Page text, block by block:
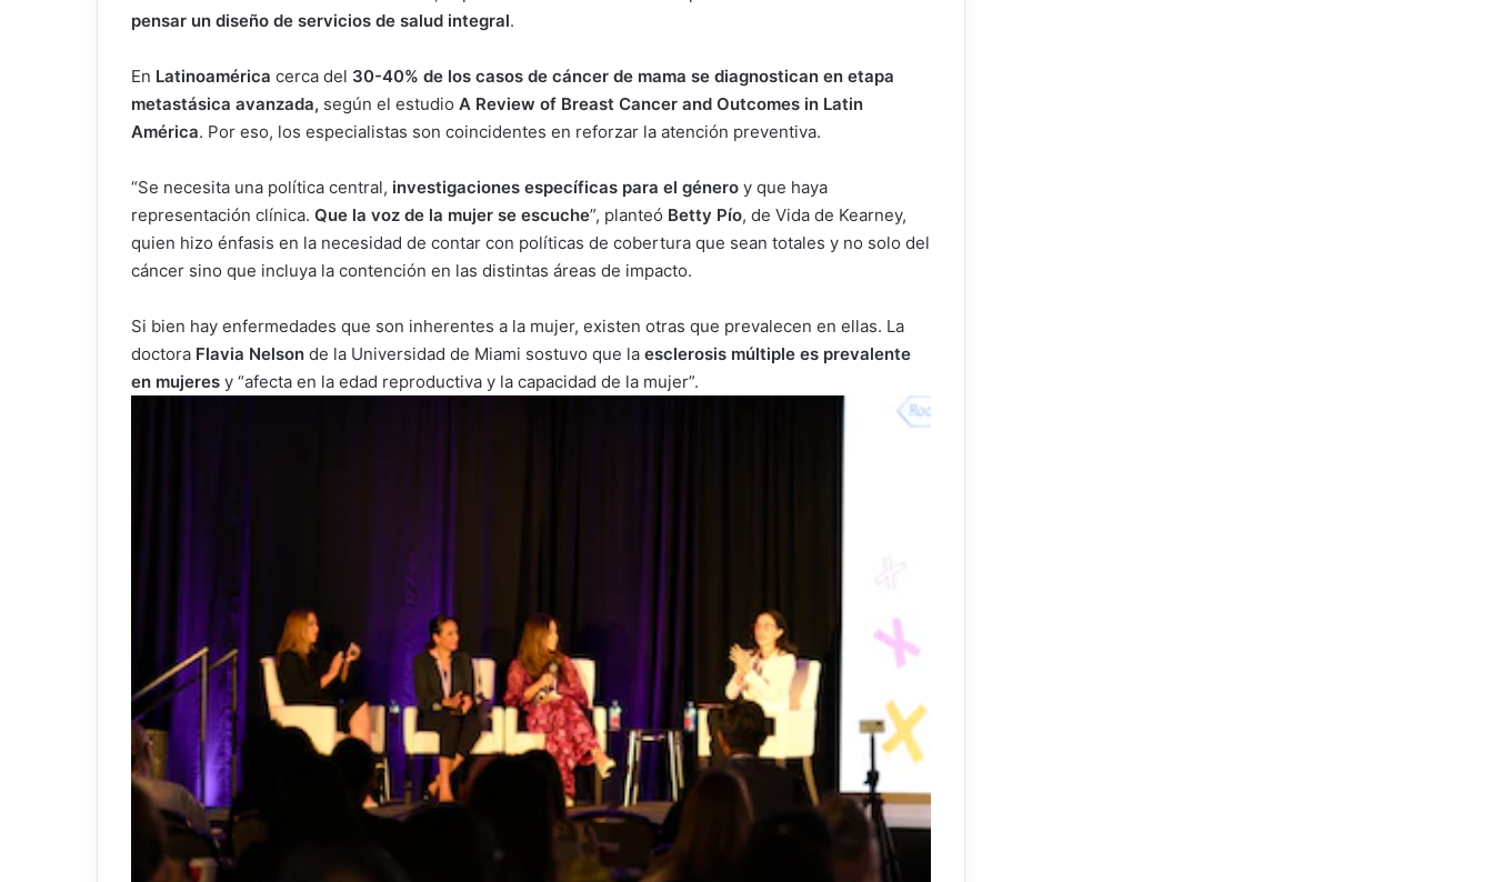
pensar un diseño de servicios de salud integral.
En Latinoamérica cerca del 30-40% de los casos de cáncer de mama se diagnostican en etapa
metastásica avanzada, según el estudio A Review of Breast Cancer and Outcomes in Latin
América. Por eso, los especialistas son coincidentes en reforzar la atención preventiva.
“Se necesita una política central, investigaciones específicas para el género y que haya
representación clínica. Que la voz de la mujer se escuche”, planteó Betty Pío, de Vida de Kearney,
quien hizo énfasis en la necesidad de contar con políticas de cobertura que sean totales y no solo del
cáncer sino que incluya la contención en las distintas áreas de impacto.
Si bien hay enfermedades que son inherentes a la mujer, existen otras que prevalecen en ellas. La
doctora Flavia Nelson de la Universidad de Miami sostuvo que la esclerosis múltiple es prevalente
en mujeres y “afecta en la edad reproductiva y la capacidad de la mujer”.